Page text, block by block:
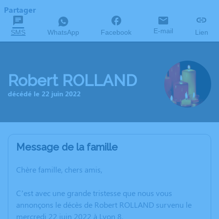
Partager
SMS WhatsApp Facebook E-mail Lien
Robert ROLLAND
décédé le 22 juin 2022
Message de la famille
Chère famille, chers amis,
C’est avec une grande tristesse que nous vous
annonçons le décès de Robert ROLLAND survenu le
mercredi 22 juin 2022 à Lyon 8.